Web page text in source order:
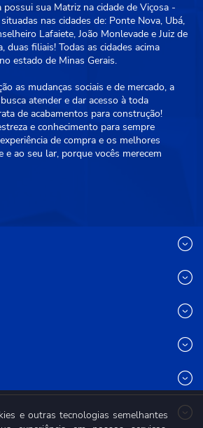
sua Matriz na cidade de Viçosa -
nas cidades de: Ponte Nova, Ubá,
Lafaiete, João Monlevade e Juiz de
duas filiais! Todas as cidades acima
estado de Minas Gerais.
as mudanças sociais e de mercado, a
atender e dar acesso à toda
de acabamentos para construção!
e conhecimento para sempre
de compra e os melhores
e ao seu lar, porque vocês merecem
17h30
Loja Física
e outras tecnologias semelhantes